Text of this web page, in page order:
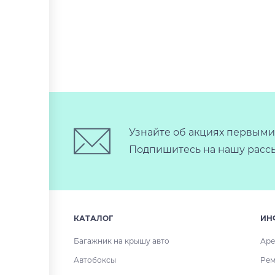
Узнайте об акциях
Подпишитесь на нашу
КАТАЛОГ
Багажник на крышу авто
Автобоксы